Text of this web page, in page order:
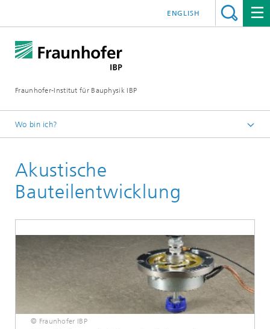
Fraunhofer-Institut für Bauphysik IBP
ENGLISH
Wo bin ich?
Akustik
Bauakustik
Akustische
Bauteilentwicklung
© Fraunhofer IBP